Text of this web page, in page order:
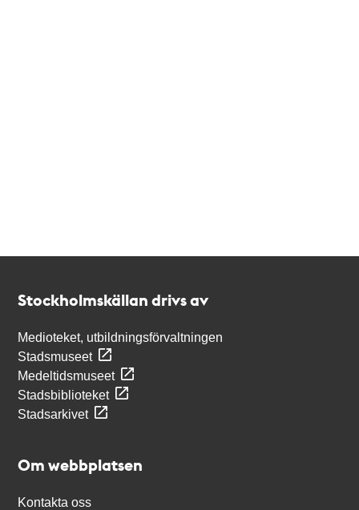
Stockholmskällan drivs av
Medioteket, utbildningsförvaltningen
Stadsmuseet
Medeltidsmuseet
Stadsbiblioteket
Stadsarkivet
Om webbplatsen
Kontakta oss